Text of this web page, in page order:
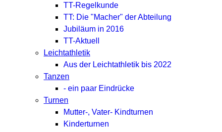
TT-Regelkunde
TT: Die "Macher" der Abteilung
Jubiläum in 2016
TT-Aktuell
Leichtathletik
Aus der Leichtathletik bis 2022
Tanzen
- ein paar Eindrücke
Turnen
Mutter-, Vater- Kindturnen
Kinderturnen